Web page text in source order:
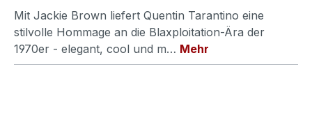
Mit Jackie Brown liefert Quentin Tarantino eine
stilvolle Hommage an die Blaxploitation-Ära der
1970er - elegant, cool und m… Mehr